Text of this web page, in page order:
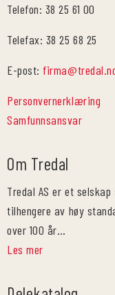
Telefon: 38 25 61 00
Telefax: 38 25 68 25
E-post:
Personvernerklæring
Samfunnsansvar
Om Tredal
Tredal AS er et
tilhengere av høy
over 100 år…
Les mer